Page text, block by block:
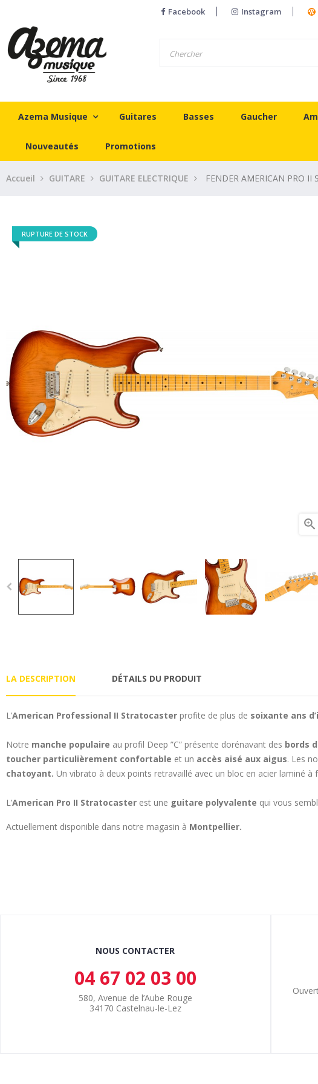
Facebook Instagram
Azema Musique Guitares Basses Gaucher
Nouveautés Promotions
Accueil GUITARE GUITARE ELECTRIQUE FENDER AMERICAN PRO II
RUPTURE DE STOCK

LA DESCRIPTION DÉTAILS DU PRODUIT
L’American Professional II Stratocaster profite de plus de soixante ans
Notre manche populaire au profil Deep ”C” présente dorénavant des bords
toucher particulièrement confortable et un accès aisé aux aigus. Les
chatoyant. Un vibrato à deux points retravaillé avec un bloc en acier laminé à
L’American Pro II Stratocaster est une guitare polyvalente qui vous
Actuellement disponible dans notre magasin à Montpellier.
NOUS CONTACTER
04 67 02 03 00
580, Avenue de l’Aube Rouge
34170 Castelnau-le-Lez